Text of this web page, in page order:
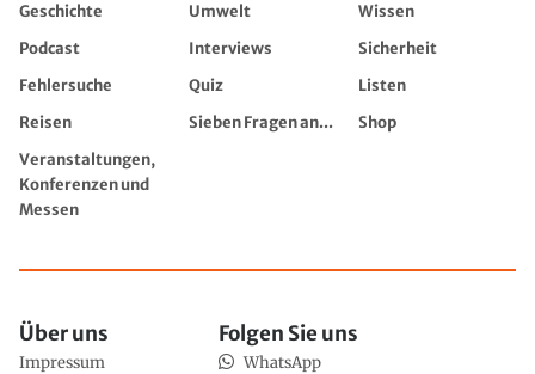
Geschichte Umwelt
Wissen
Podcast
Interviews
Sicherheit
Fehlersuche
Quiz
Listen
Reisen
Sieben Fragen an...
Shop
Veranstaltungen,
Konferenzen und
Messen
Über uns
Impressum
Folgen Sie uns
WhatsApp